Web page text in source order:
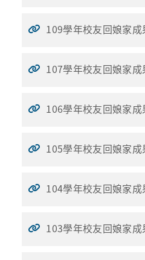
109學年校友回娘家
107學年校友回娘家
106學年校友回娘家
105學年校友回娘家
104學年校友回娘家
103學年校友回娘家